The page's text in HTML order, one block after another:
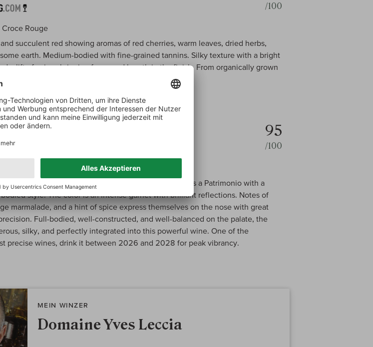
/100
Croce Rouge
succulent red showing aromas of red cherries, warm leaves, dried herbs,
earth. Medium-bodied with fine-grained tannins. Silky texture with a bright
a lift of spices bringing focus and length in the finish. From organically grown
95
/100
stainless-steel vats, this pure Nielluccio 2022 E Croce is a Patrimonio with a
style. The color is an intense garnet with brilliant reflections. Notes of
marmalade, and a hint of spice express themselves on the nose with great
Full-bodied, well-constructed, and well-balanced on the palate, the
silky, and perfectly integrated into this powerful wine. One of the
precise wines, drink it between 2026 and 2028 for peak vibrancy.
MEIN WINZER
Domaine Yves Leccia